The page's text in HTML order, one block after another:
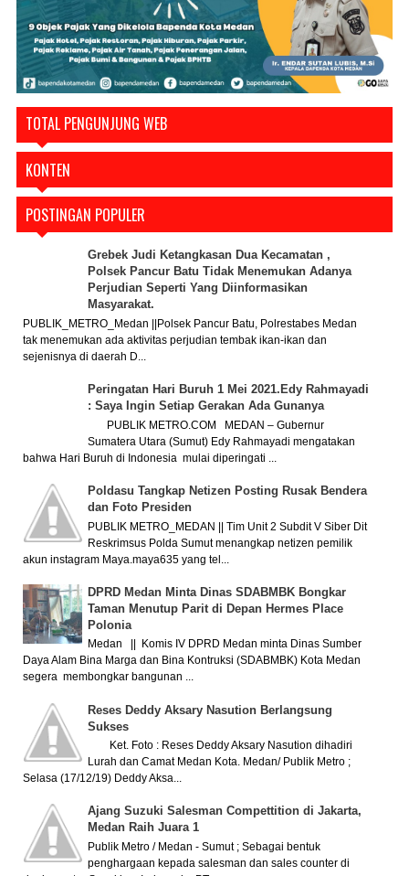
TOTAL PENGUNJUNG WEB
KONTEN
POSTINGAN POPULER
Grebek Judi Ketangkasan Dua Kecamatan ,
Polsek Pancur Batu Tidak Menemukan Adanya
Perjudian Seperti Yang Diinformasikan
Masyarakat.
PUBLIK_METRO_Medan ||Polsek Pancur Batu, Polrestabes Medan
tak menemukan ada aktivitas perjudian tembak ikan-ikan dan
sejenisnya di daerah D...
Peringatan Hari Buruh 1 Mei 2021.Edy Rahmayadi
: Saya Ingin Setiap Gerakan Ada Gunanya
PUBLIK METRO.COM MEDAN – Gubernur
Sumatera Utara (Sumut) Edy Rahmayadi mengatakan
bahwa Hari Buruh di Indonesia mulai diperingati ...
Poldasu Tangkap Netizen Posting Rusak Bendera
dan Foto Presiden
PUBLIK METRO_MEDAN || Tim Unit 2 Subdit V Siber Dit
Reskrimsus Polda Sumut menangkap netizen pemilik
akun instagram Maya.maya635 yang tel...
DPRD Medan Minta Dinas SDABMBK Bongkar
Taman Menutup Parit di Depan Hermes Place
Polonia
Medan || Komis IV DPRD Medan minta Dinas Sumber
Daya Alam Bina Marga dan Bina Kontruksi (SDABMBK) Kota Medan
segera membongkar bangunan ...
Reses Deddy Aksary Nasution Berlangsung
Sukses
Ket. Foto : Reses Deddy Aksary Nasution dihadiri
Lurah dan Camat Medan Kota. Medan/ Publik Metro ;
Selasa (17/12/19) Deddy Aksa...
Ajang Suzuki Salesman Compettition di Jakarta,
Medan Raih Juara 1
Publik Metro / Medan - Sumut ; Sebagai bentuk
penghargaan kepada salesman dan sales counter di